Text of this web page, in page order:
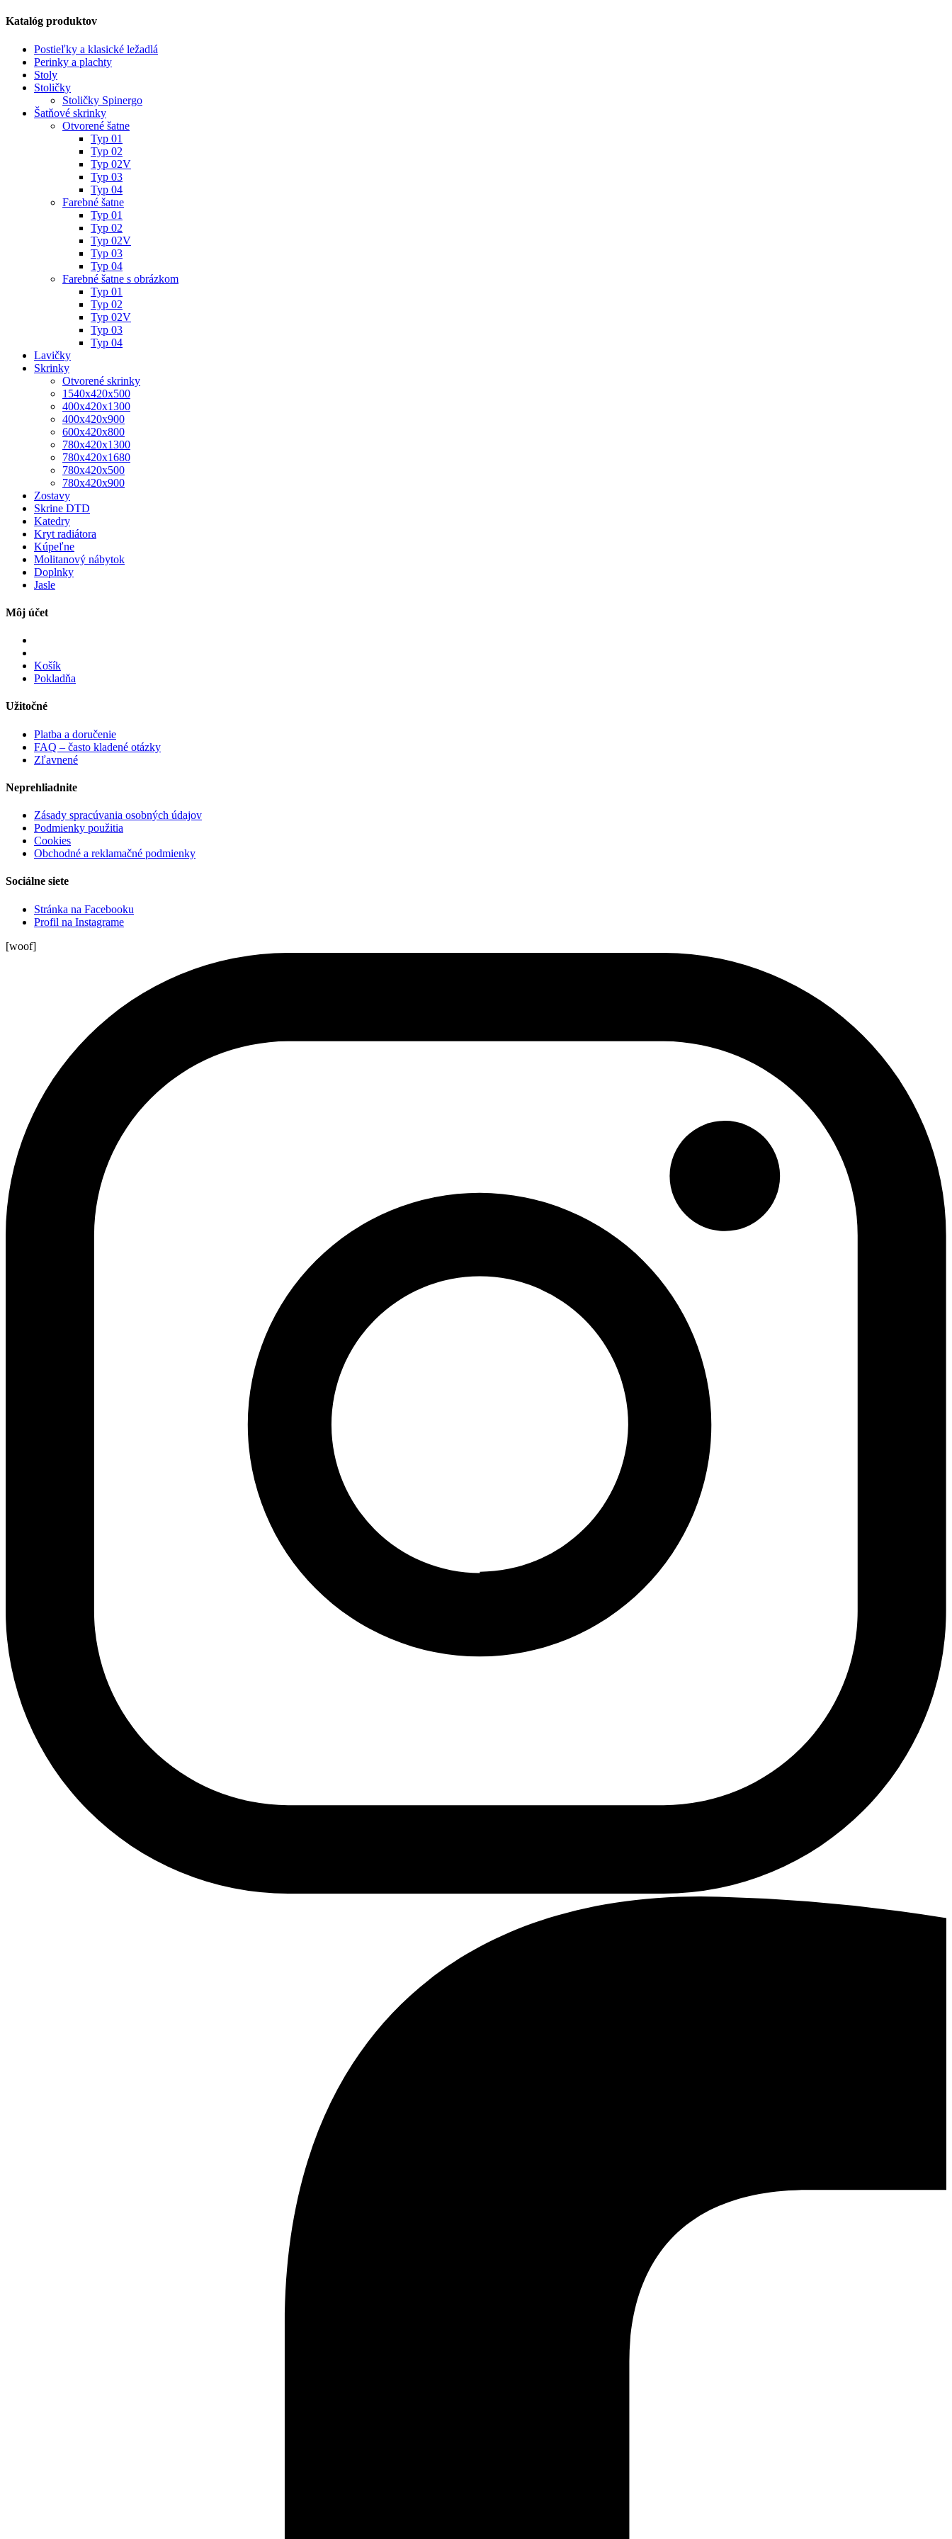
Katalóg produktov
Postieľky a klasické ležadlá
Perinky a plachty
Stoly
Stoličky
Stoličky Spinergo
Šatňové skrinky
Otvorené šatne
Typ 01
Typ 02
Typ 02V
Typ 03
Typ 04
Farebné šatne
Typ 01
Typ 02
Typ 02V
Typ 03
Typ 04
Farebné šatne s obrázkom
Typ 01
Typ 02
Typ 02V
Typ 03
Typ 04
Lavičky
Skrinky
Otvorené skrinky
1540x420x500
400x420x1300
400x420x900
600x420x800
780x420x1300
780x420x1680
780x420x500
780x420x900
Zostavy
Skrine DTD
Katedry
Kryt radiátora
Kúpeľne
Molitanový nábytok
Doplnky
Jasle
Môj účet
Košík
Pokladňa
Užitočné
Platba a doručenie
FAQ – často kladené otázky
Zľavnené
Neprehliadnite
Zásady spracúvania osobných údajov
Podmienky použitia
Cookies
Obchodné a reklamačné podmienky
Sociálne siete
Stránka na Facebooku
Profil na Instagrame
[woof]